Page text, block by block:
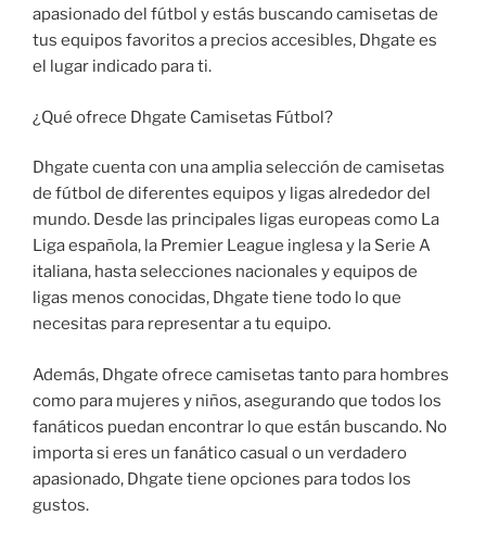
apasionado del fútbol y estás buscando camisetas de
tus equipos favoritos a precios accesibles, Dhgate es
el lugar indicado para ti.
¿Qué ofrece Dhgate Camisetas Fútbol?
Dhgate cuenta con una amplia selección de camisetas
de fútbol de diferentes equipos y ligas alrededor del
mundo. Desde las principales ligas europeas como La
Liga española, la Premier League inglesa y la Serie A
italiana, hasta selecciones nacionales y equipos de
ligas menos conocidas, Dhgate tiene todo lo que
necesitas para representar a tu equipo.
Además, Dhgate ofrece camisetas tanto para hombres
como para mujeres y niños, asegurando que todos los
fanáticos puedan encontrar lo que están buscando. No
importa si eres un fanático casual o un verdadero
apasionado, Dhgate tiene opciones para todos los
gustos.